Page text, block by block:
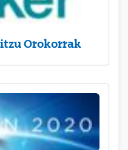
Orokorrak